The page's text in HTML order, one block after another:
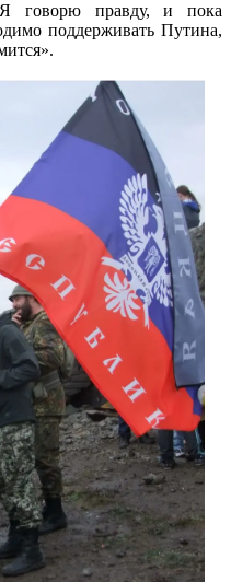
говорю правду, и пока
поддерживать Путина,